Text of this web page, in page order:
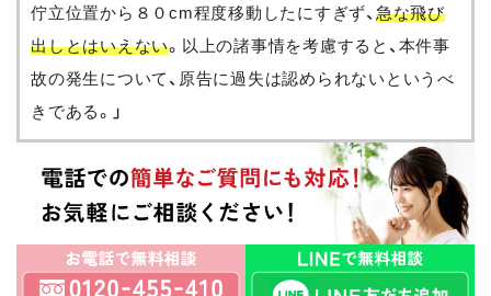
佇立位置から８０cm程度移動したにすぎず、 急な飛び
出しとはいえない。以上の諸事情を考慮すると、本件事
故の発生について、原告に過失は認められないというべ
きである。」